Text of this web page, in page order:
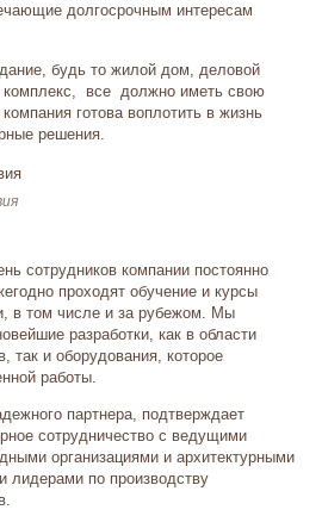
долгосрочным интересам
будь то жилой дом, деловой
комплекс, все должно иметь свою
готова воплотить в жизнь
решения.
сотрудников компании постоянно
проходят обучение и курсы
в том числе и за рубежом. Мы
разработки, как в области
так и оборудования, которое
работы.
партнера, подтверждает
сотрудничество с ведущими
организациями и архитектурными
по производству